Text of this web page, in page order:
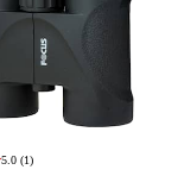
5.0 (1)